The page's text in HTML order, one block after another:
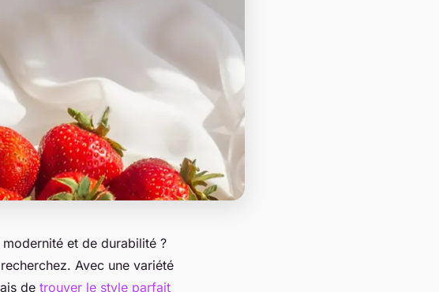
et de durabilité ?
Avec une variété
de trouver le style parfait